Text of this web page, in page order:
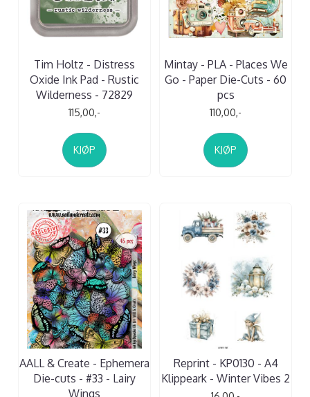
Tim Holtz - Distress
Oxide Ink Pad - Rustic
Wilderness - 72829
115,00,-
KJØP
Mintay - PLA - Places We
Go - Paper Die-Cuts - 60
pcs
110,00,-
KJØP
AALL & Create - Ephemera
Die-cuts - #33 - Lairy
Wings
Reprint - KP0130 - A4
Klippeark - Winter Vibes 2